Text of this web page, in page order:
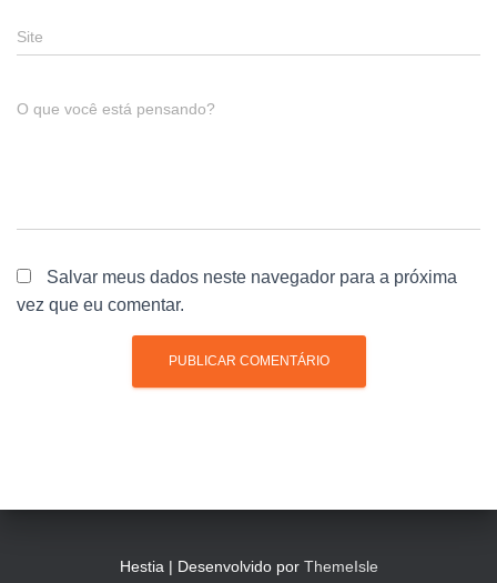
Site
O que você está pensando?
Salvar meus dados neste navegador para a próxima
vez que eu comentar.
Hestia | Desenvolvido por ThemeIsle